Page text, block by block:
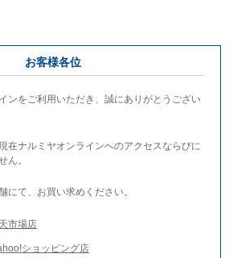
お客様各位
ンをご利用いただき、誠にありがとうござい
在ナルミヤオンラインへのアクセスならびに
ん。
にて、お買い求めください。
市場店
ショッピング店